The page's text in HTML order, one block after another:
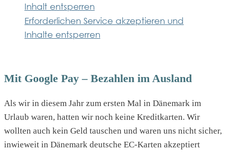
Inhalt entsperren
Erforderlichen Service akzeptieren und
Inhalte entsperren
Mit Google Pay – Bezahlen im Ausland
Als wir in diesem Jahr zum ersten Mal in Dänemark im
Urlaub waren, hatten wir noch keine Kreditkarten. Wir
wollten auch kein Geld tauschen und waren uns nicht sicher,
inwieweit in Dänemark deutsche EC-Karten akzeptiert